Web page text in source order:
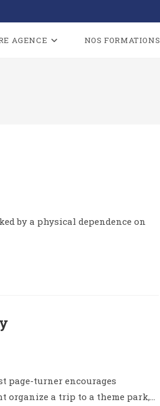
AGENCE NOS FORMATIONS
by a physical dependence on
page-turner encourages
organize a trip to a theme park,…